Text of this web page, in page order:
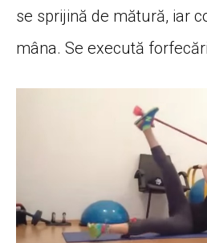
se sprijină de mătură, iar
mâna. Se execută